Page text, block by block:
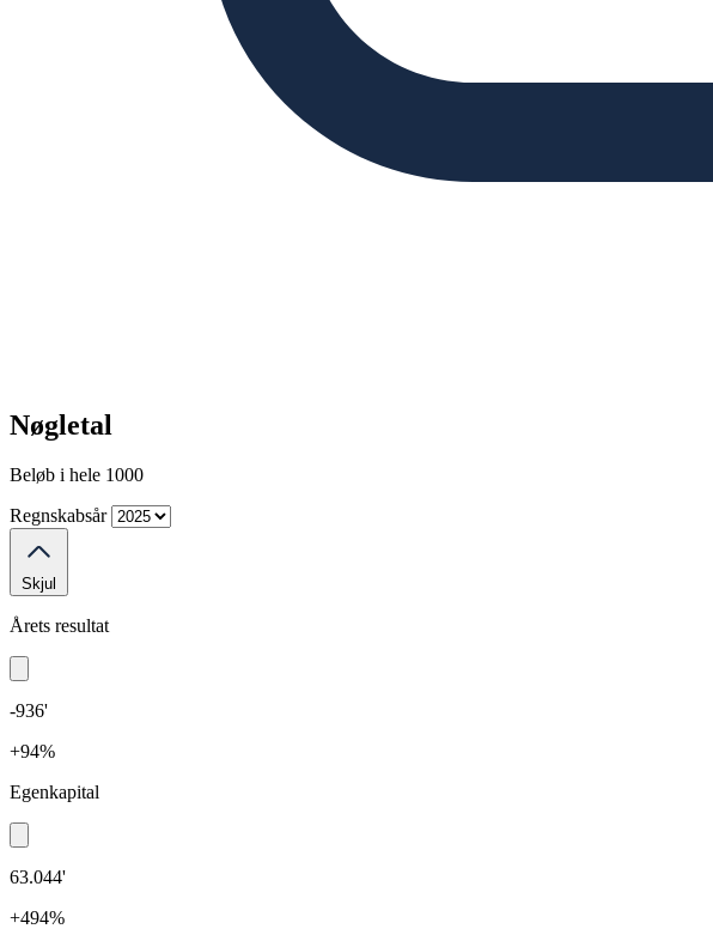
Nøgletal
Beløb i hele 1000
Regnskabsår
Skjul
Årets resultat
-936'
+94%
Egenkapital
63.044'
+494%